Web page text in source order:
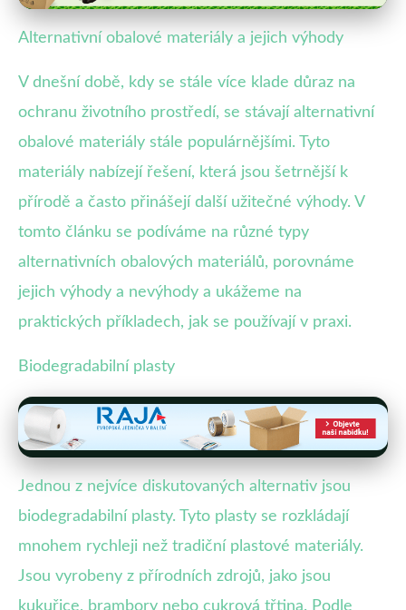
Proč volit ekologické obaly?
Alternativní obalové materiály a jejich výhody
V dnešní době, kdy se stále více klade důraz na
ochranu životního prostředí, se stávají alternativní
obalové materiály stále populárnějšími. Tyto
materiály nabízejí řešení, která jsou šetrnější k
přírodě a často přinášejí další užitečné výhody. V
tomto článku se podíváme na různé typy
alternativních obalových materiálů, porovnáme
jejich výhody a nevýhody a ukážeme na
praktických příkladech, jak se používají v praxi.
Biodegradabilní plasty
Jednou z nejvíce diskutovaných alternativ jsou
biodegradabilní plasty. Tyto plasty se rozkládají
mnohem rychleji než tradiční plastové materiály.
Jsou vyrobeny z přírodních zdrojů, jako jsou
kukuřice, brambory nebo cukrová třtina. Podle